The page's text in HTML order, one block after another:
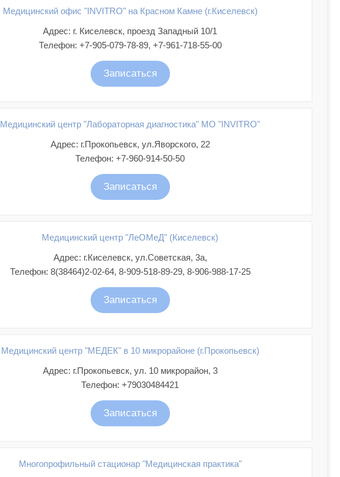
Медицинский офис "INVITRO" на Красном Камне (г.Киселевск)
Адрес: г. Киселевск, проезд Западный 10/1
Телефон: +7-905-079-78-89, +7-961-718-55-00
Записаться
Медицинский центр "Лабораторная диагностика" МО "INVITRO"
Адрес: г.Прокопьевск, ул.Яворского, 22
Телефон: +7-960-914-50-50
Записаться
Медицинский центр "ЛеОМеД" (Киселевск)
Адрес: г.Киселевск, ул.Советская, 3а,
Телефон: 8(38464)2-02-64, 8-909-518-89-29, 8-906-988-17-25
Записаться
Медицинский центр "МЕДЕК" в 10 микрорайоне (г.Прокопьевск)
Адрес: г.Прокопьевск, ул. 10 микрорайон, 3
Телефон: +79030484421
Записаться
Многопрофильный стационар "Медицинская практика"